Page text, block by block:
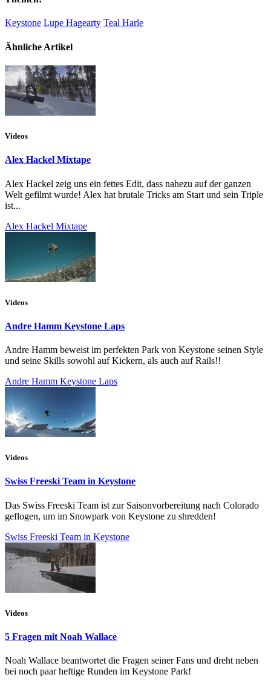
Keystone Lupe Hagearty Teal Harle
Ähnliche Artikel
Videos
Alex Hackel Mixtape
Alex Hackel zeig uns ein fettes Edit, dass nahezu auf der ganzen
Welt gefilmt wurde! Alex hat brutale Tricks am Start und sein Triple
ist...
Alex Hackel Mixtape
Videos
Andre Hamm Keystone Laps
Andre Hamm beweist im perfekten Park von Keystone seinen Style
und seine Skills sowohl auf Kickern, als auch auf Rails!!
Andre Hamm Keystone Laps
Videos
Swiss Freeski Team in Keystone
Das Swiss Freeski Team ist zur Saisonvorbereitung nach Colorado
geflogen, um im Snowpark von Keystone zu shredden!
Swiss Freeski Team in Keystone
Videos
5 Fragen mit Noah Wallace
Noah Wallace beantwortet die Fragen seiner Fans und dreht neben
bei noch paar heftige Runden im Keystone Park!